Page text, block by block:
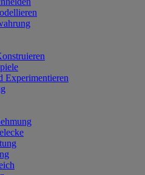
Experimentieren